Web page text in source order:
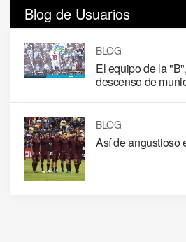
Blog de Usuarios
BLOG
El equipo de la
descenso de
BLOG
Así de angustioso